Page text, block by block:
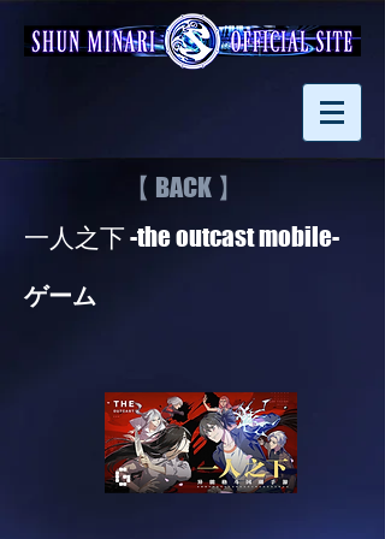
【 BACK 】
一人之下 -the outcast mobile-
ゲーム